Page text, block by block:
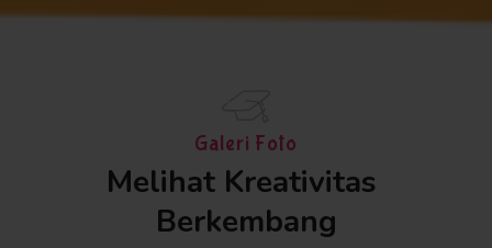
Galeri Foto
Melihat Kreativitas
Berkembang